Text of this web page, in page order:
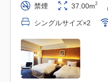
禁煙 37.00m2
シングルサイズ×2